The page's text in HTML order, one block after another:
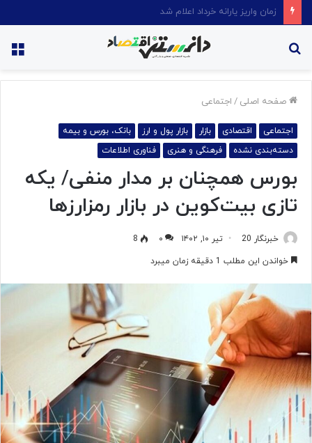
قیمت روغن دریکسال رکورد زد
صفحه اصلی / اجتماعی
اجتماعی اقتصادی بازار بازار پول و ارز
بانک، بورس و بیمه
دسته‌بندی نشده
فرهنگی و هنری فناوری اطلاعات
بورس همچنان بر مدار منفی/ یکه
تازی بیت‌کوین در بازار رمزارزها
خبرنگار 20 تیر ۱۰, ۱۴۰۲ ۰
8
خواندن این مطلب 1 دقیقه زمان میبرد